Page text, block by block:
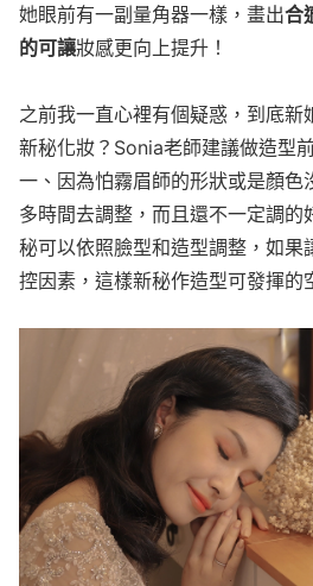
她眼前有一副量角器一樣，畫出合
的可讓妝感更向上提升！
之前我一直心裡有個疑惑，到底新
新秘化妝？Sonia老師建議做造型
一、因為怕霧眉師的形狀或是顏色
多時間去調整，而且還不一定調的
秘可以依照臉型和造型調整，如果
控因素，這樣新秘作造型可發揮的